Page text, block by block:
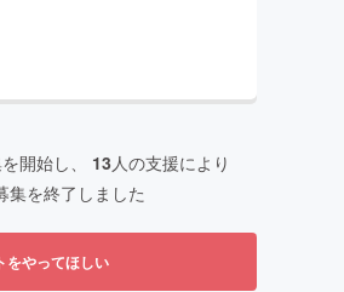
開始し、 13人の支援により
集を終了しました
をやってほしい